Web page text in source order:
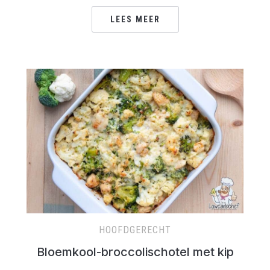
LEES MEER
HOOFDGERECHT
Bloemkool-broccolischotel met kip